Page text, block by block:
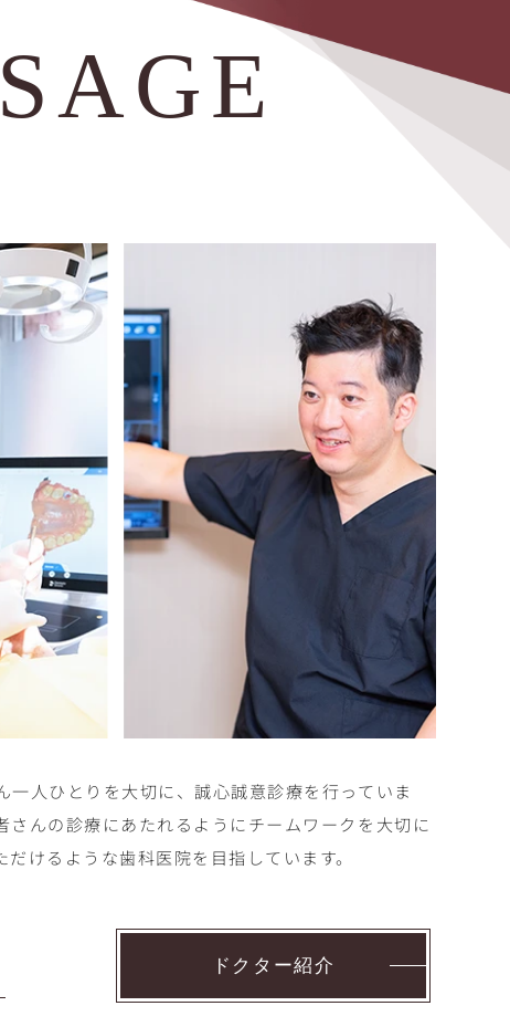
人ひとりを大切に、誠心誠意診療を行っていま
んの診療にあたれるようにチームワークを大切に
けるような歯科医院を目指しています。
ドクター紹介